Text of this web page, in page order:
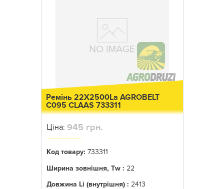
Ремінь 22X2500La AGROBELT
C095 CLAAS 733311
Ціна: 945 грн.
Код товару: 733311
Ширина зовнішня, Tw : 22
Довжина Li (внутрішня) : 2413